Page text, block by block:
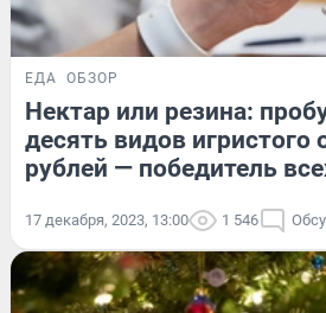
ЕДА ОБЗОР
Нектар или резина:
десять видов игристого
рублей — победитель
17 декабря, 2023, 13:00 1 546